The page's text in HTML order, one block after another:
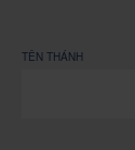
TÊN THÁNH